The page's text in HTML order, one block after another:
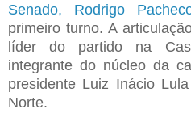
Senado, Rodrigo
primeiro turno. A
líder do partido na
integrante do núcleo da
presidente Luiz Inácio
Norte.